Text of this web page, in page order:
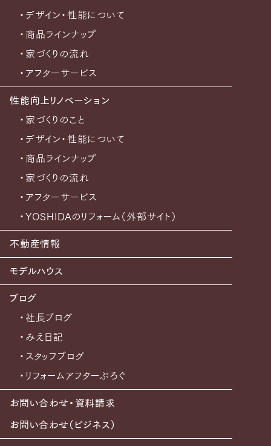
・デザイン・性能について
・商品ラインナップ
・家づくりの流れ
・アフターサービス
性能向上リノベーション
・家づくりのこと
・デザイン・性能について
・商品ラインナップ
・家づくりの流れ
・アフターサービス
・YOSHIDAのリフォーム（外部サイト）
不動産情報
モデルハウス
ブログ
・社長ブログ
・みえ日記
・スタッフブログ
・リフォームアフターぶろぐ
お問い合わせ・資料請求
お問い合わせ（ビジネス）